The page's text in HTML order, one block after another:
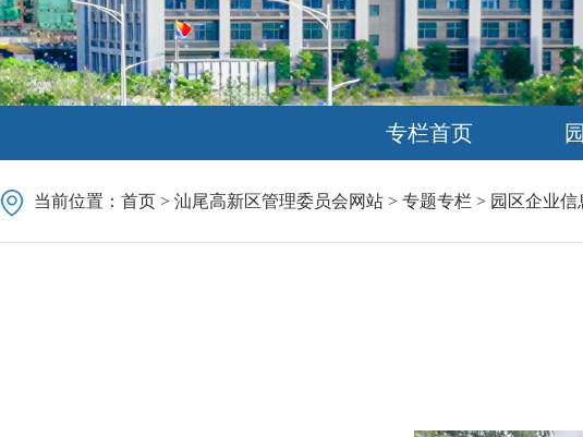
专栏首页
当前位置： 首页 > 汕尾高新区管理委员会网站 > 专题专栏 > 园区企业信